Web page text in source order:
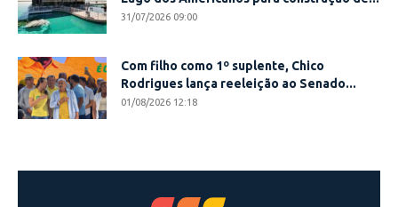
31/07/2026 09:00
Com filho como 1º suplente, Chico
Rodrigues lança reeleição ao Senado...
01/08/2026 12:18